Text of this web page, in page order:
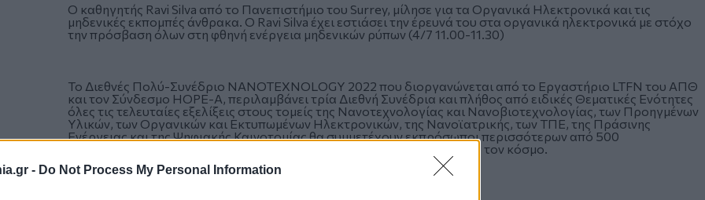
- Do Not Process My Personal Information
Ο καθηγητής Ravi Silva από το Πανεπιστήμιο του Surrey, μίλησε για τα Οργανικά Ηλεκτρονικά και τις
μηδενικές εκπομπές άνθρακα. Ο Ravi Silva έχει εστιάσει την έρευνά του στα οργανικά ηλεκτρονικά με στόχο
την πρόσβαση όλων στη φθηνή ενέργεια μηδενικών ρύπων (4/7 11.00-11.30)
To Διεθνές Πολύ-Συνέδριο NANOTEXNOLOGY 2022 που διοργανώνεται από το Εργαστήριο LTFN του ΑΠΘ
και τον Σύνδεσμο HOPE-A, περιλαμβάνει τρία Διεθνή Συνέδρια και πλήθος από ειδικές Θεματικές Ενότητες
όλες τις τελευταίες εξελίξεις στους τομείς της Νανοτεχνολογίας και Νανοβιοτεχνολογίας, των Προηγμένων
Υλικών, των Οργανικών και Εκτυπωμένων Ηλεκτρονικών, της Νανοϊατρικής, των ΤΠΕ, της Πράσινης
Ενέργειας και της Ψηφιακής Καινοτομίας θα συμμετέχουν εκπρόσωποι περισσότερων από 500
Πανεπιστημιακά ιδρύματα, ερευνητικούς φορείς και εταιρείες από όλο τον κόσμο.